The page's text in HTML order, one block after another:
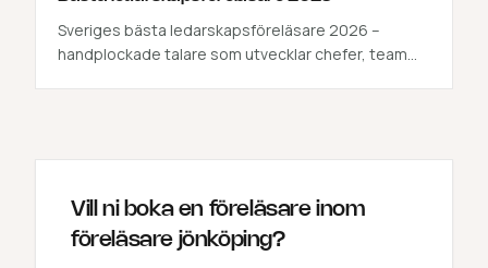
Sveriges bästa ledarskapsföreläsare 2026 –
handplockade talare som utvecklar chefer, team
Vill ni boka en föreläsare inom
föreläsare jönköping?